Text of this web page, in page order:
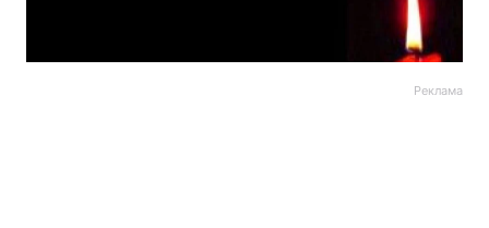
Реклама